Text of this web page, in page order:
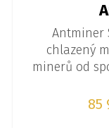
Antminer
chlazený
minerů od
85